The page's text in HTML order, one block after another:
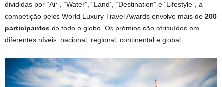
divididas por “Air”, “Water”, “Land”, “Destination” e “Lifestyle”, a
competição pelos World Luxury Travel Awards envolve mais de 200
participantes de todo o globo. Os prémios são atribuídos em
diferentes níveis: nacional, regional, continental e global.